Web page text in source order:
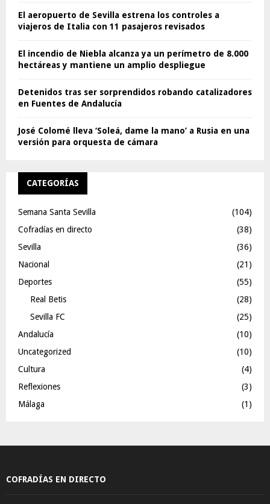
El aeropuerto de Sevilla estrena los controles a
viajeros de Italia con 11 pasajeros revisados
El incendio de Niebla alcanza ya un perímetro de 8.000
hectáreas y mantiene un amplio despliegue
Detenidos tras ser sorprendidos robando catalizadores
en Fuentes de Andalucía
José Colomé lleva ‘Soleá, dame la mano’ a Rusia en una
versión para orquesta de cámara
CATEGORÍAS
Semana Santa Sevilla
(104)
Cofradías en directo
(38)
Sevilla
(36)
Nacional
(21)
Deportes
(55)
Real Betis
(28)
Sevilla FC
(25)
Andalucía
(10)
Uncategorized
(10)
Cultura
(4)
Reflexiones
(3)
Málaga
(1)
COFRADÍAS EN DIRECTO